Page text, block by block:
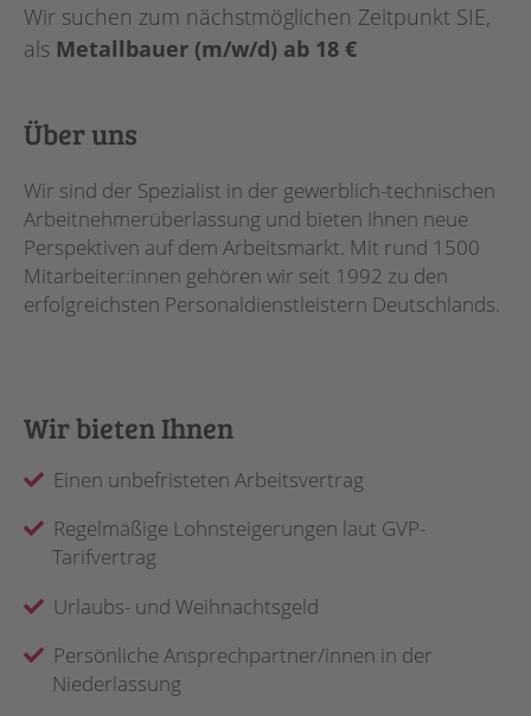
Wir suchen zum nächstmöglichen Zeitpunkt SIE,
als Metallbauer (m/w/d) ab 18 €
Über uns
Wir sind der Spezialist in der gewerblich-technischen
Arbeitnehmerüberlassung und bieten Ihnen neue
Perspektiven auf dem Arbeitsmarkt. Mit rund 1500
Mitarbeiter:innen gehören wir seit 1992 zu den
erfolgreichsten Personaldienstleistern Deutschlands.
Wir bieten Ihnen
Einen unbefristeten Arbeitsvertrag
Regelmäßige Lohnsteigerungen laut GVP-
Tarifvertrag
Urlaubs- und Weihnachtsgeld
Persönliche Ansprechpartner/innen in der
Niederlassung